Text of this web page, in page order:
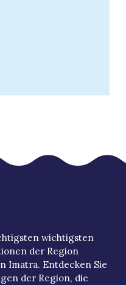
wichtigsten
der Region
Imatra. Entdecken Sie
der Region, die